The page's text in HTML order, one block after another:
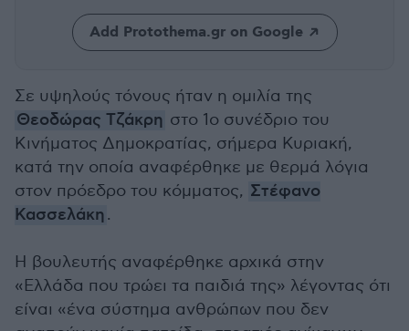
Add Protothema.gr on Google
Σε υψηλούς τόνους ήταν η ομιλία της
Θεοδώρας Τζάκρη στο 1ο συνέδριο του
Κινήματος Δημοκρατίας, σήμερα Κυριακή,
κατά την οποία αναφέρθηκε με θερμά λόγια
στον πρόεδρο του κόμματος, Στέφανο
Κασσελάκη.
Η βουλευτής αναφέρθηκε αρχικά στην
«Ελλάδα που τρώει τα παιδιά της» λέγοντας ότι
είναι «ένα σύστημα ανθρώπων που δεν